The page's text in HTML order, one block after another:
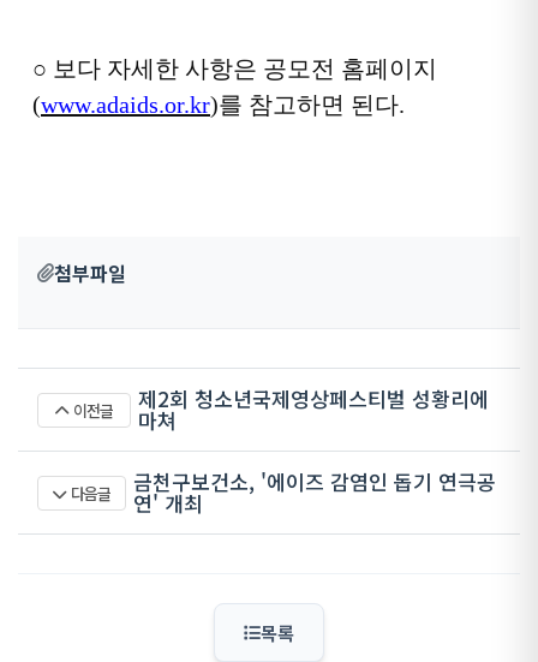
○ 보다 자세한 사항은 공모전 홈페이지
(www.adaids.or.kr)를 참고하면 된다.
첨부파일
이전글 제2회 청소년국제영상페스티벌 성황리에
마쳐
다음글 금천구보건소, '에이즈 감염인 돕기 연극공
연' 개최
목록